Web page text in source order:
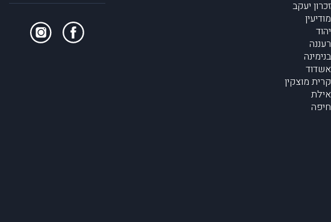
זכרון יעקב
מודיעין
יהוד
רעננה
בנימינה
אשדוד
קרית מוצקין
אילת
חיפה